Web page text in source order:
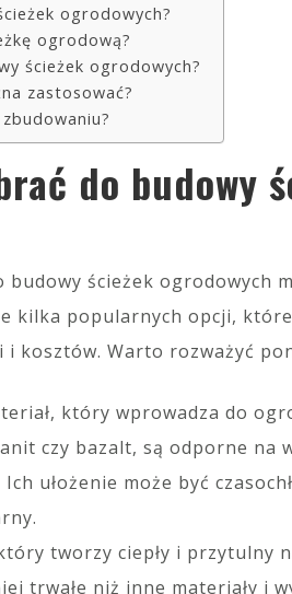
ogrodowych?
ogrodową?
ścieżek ogrodowych?
zastosować?
do budowy
ścieżek ogrodowych
kilka popularnych opcji,
kosztów. Warto rozważyć
który wprowadza do
czy bazalt, są odporne na
ułożenie może być
tworzy ciepły i przytulny
trwałe niż inne materiały i